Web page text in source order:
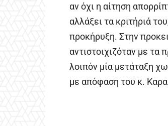
αν όχι η αίτηση
αλλάξει τα κριτήριά
προκήρυξη. Στην
αντιστοιχιζόταν με τα
λοιπόν μία μετάταξη
με απόφαση του κ.